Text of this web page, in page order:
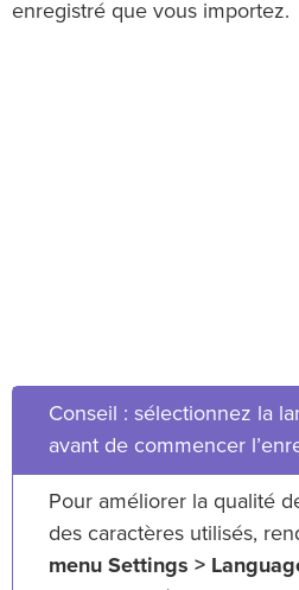
enregistré que vous importez.
Conseil : sélectionnez la
avant de commencer
Pour améliorer la qualité
des caractères utilisés,
menu Settings >